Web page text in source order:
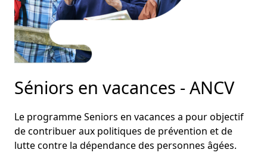
Séniors en vacances - ANCV
Le programme Seniors en vacances a pour objectif
de contribuer aux politiques de prévention et de
lutte contre la dépendance des personnes âgées.